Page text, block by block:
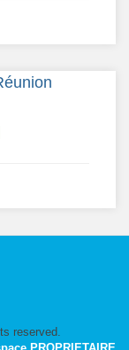
reserved.